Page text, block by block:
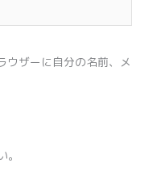
ウザーに自分の名前、メ